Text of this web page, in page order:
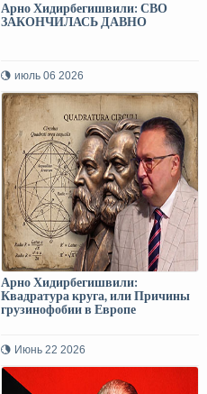
Арно Хидирбегишвили: СВО
ЗАКОНЧИЛАСЬ ДАВНО
июль 06 2026
Арно Хидирбегишвили:
Квадратура круга, или Причины
грузинофобии в Европе
Июнь 22 2026